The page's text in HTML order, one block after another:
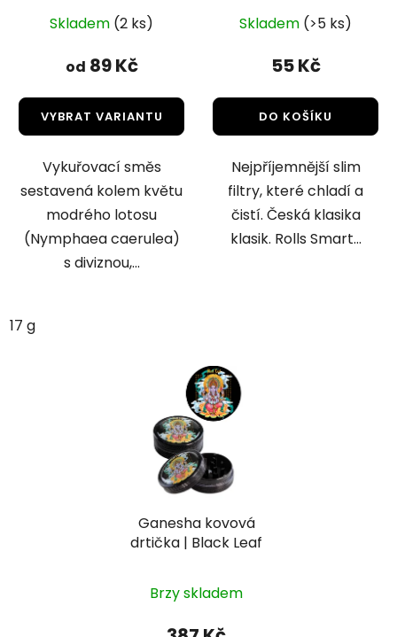
Skladem (2 ks)
od 89 Kč
VYBRAT VARIANTU
Vykuřovací směs
sestavená kolem květu
modrého lotosu
(Nymphaea caerulea)
s diviznou,...
17 g
Skladem (>5 ks)
55 Kč
DO KOŠÍKU
Nejpříjemnější slim
filtry, které chladí a
čistí. Česká klasika
klasik. Rolls Smart...
Ganesha kovová
drtička | Black Leaf
Brzy skladem